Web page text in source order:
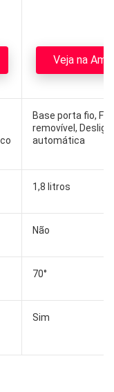
Veja na
Base porta fio,
removível,
automática
1,8 litros
Não
70°
Sim